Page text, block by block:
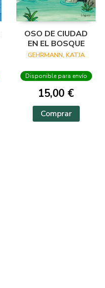
OSO DE CIUDAD
EN EL BOSQUE
GEHRMANN, KATJA
Disponible para envío
15,00 €
Comprar